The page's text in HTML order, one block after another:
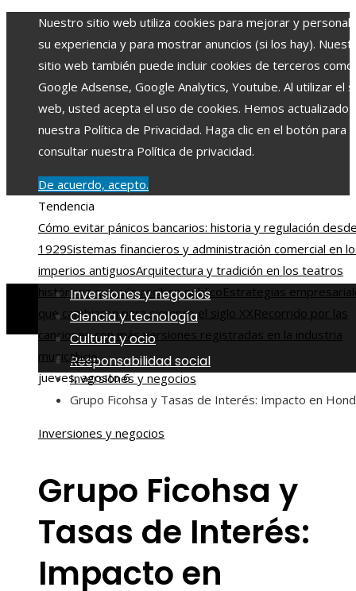
Nuestro sitio web utiliza cookies para mejorar y
su experiencia y para mostrar anuncios (si los hay).
sitio web también puede incluir cookies de terceros como
Google Adsense, Google Analytics, Youtube. Al utilizar el
web, usted acepta el uso de cookies. Hemos actualizado
nuestra Política de Privacidad. Haga clic en el botón para
consultar nuestra Política de privacidad.
De acuerdo, acepto.
Tendencia
Cómo evitar pánicos bancarios: historia y regulación
1929Sistemas financieros y administración comercial en
imperios antiguosArquitectura y tradición en los teatros
históricos que aún reciben públicoEstrategias
que cambiaron para siempre el siglo XXRecorrido por las
canciones con más versiones registradas en la industria
musical
jueves, agosto 6
Inversiones y negocios
Ciencia y tecnología
Cultura y ocio
Responsabilidad social
Inicio
Inversiones y negocios
Grupo Ficohsa y Tasas de Interés: Impacto en
Inversiones y negocios
Grupo Ficohsa y
Tasas de Interés:
Impacto en